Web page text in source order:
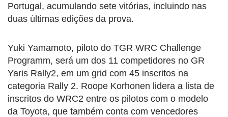
Portugal, acumulando sete vitórias, incluindo nas
duas últimas edições da prova.
Yuki Yamamoto, piloto do TGR WRC Challenge
Programm, será um dos 11 competidores no GR
Yaris Rally2, em um grid com 45 inscritos na
categoria Rally 2. Roope Korhonen lidera a lista de
inscritos do WRC2 entre os pilotos com o modelo
da Toyota, que também conta com vencedores